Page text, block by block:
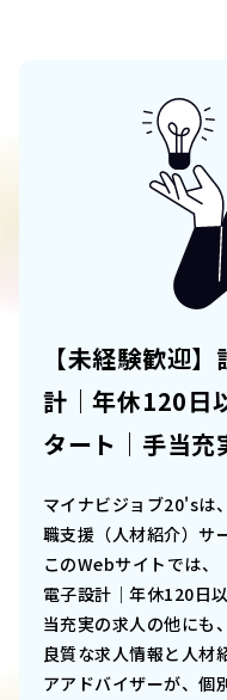
【未経験歓迎
計｜年休120日
タート｜手当充
マイナビジョブ20'sは
職支援（人材紹介）サ
このWebサイトでは、
電子設計｜年休120日
当充実の求人の他にも
良質な求人情報と人材
アアドバイザーが、個